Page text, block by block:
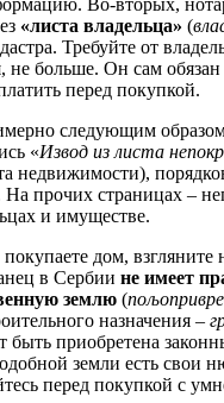
«листа владельца» (
Требуйте от
не больше. Он сам обязан
перед покупкой.
следующим
«Извод из листа
недвижимости),
На прочих страницах –
и имуществе.
дом, взгляните
в Сербии не имеет
землю (
назначения –
быть приобретена
земли есть свои
перед покупкой с